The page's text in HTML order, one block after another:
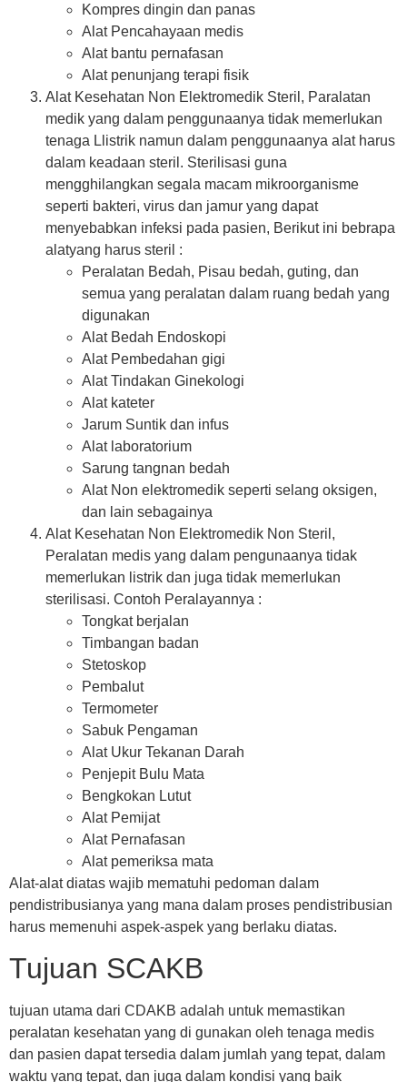
Kompres dingin dan panas
Alat Pencahayaan medis
Alat bantu pernafasan
Alat penunjang terapi fisik
Alat Kesehatan Non Elektromedik Steril, Paralatan
medik yang dalam penggunaanya tidak memerlukan
tenaga Llistrik namun dalam penggunaanya alat harus
dalam keadaan steril. Sterilisasi guna
mengghilangkan segala macam mikroorganisme
seperti bakteri, virus dan jamur yang dapat
menyebabkan infeksi pada pasien, Berikut ini bebrapa
alatyang harus steril :
Peralatan Bedah, Pisau bedah, guting, dan
semua yang peralatan dalam ruang bedah yang
digunakan
Alat Bedah Endoskopi
Alat Pembedahan gigi
Alat Tindakan Ginekologi
Alat kateter
Jarum Suntik dan infus
Alat laboratorium
Sarung tangnan bedah
Alat Non elektromedik seperti selang oksigen,
dan lain sebagainya
Alat Kesehatan Non Elektromedik Non Steril,
Peralatan medis yang dalam pengunaanya tidak
memerlukan listrik dan juga tidak memerlukan
sterilisasi. Contoh Peralayannya :
Tongkat berjalan
Timbangan badan
Stetoskop
Pembalut
Termometer
Sabuk Pengaman
Alat Ukur Tekanan Darah
Penjepit Bulu Mata
Bengkokan Lutut
Alat Pemijat
Alat Pernafasan
Alat pemeriksa mata
Alat-alat diatas wajib mematuhi pedoman dalam
pendistribusianya yang mana dalam proses pendistribusian
harus memenuhi aspek-aspek yang berlaku diatas.
Tujuan SCAKB
tujuan utama dari CDAKB adalah untuk memastikan
peralatan kesehatan yang di gunakan oleh tenaga medis
dan pasien dapat tersedia dalam jumlah yang tepat, dalam
waktu yang tepat, dan juga dalam kondisi yang baik